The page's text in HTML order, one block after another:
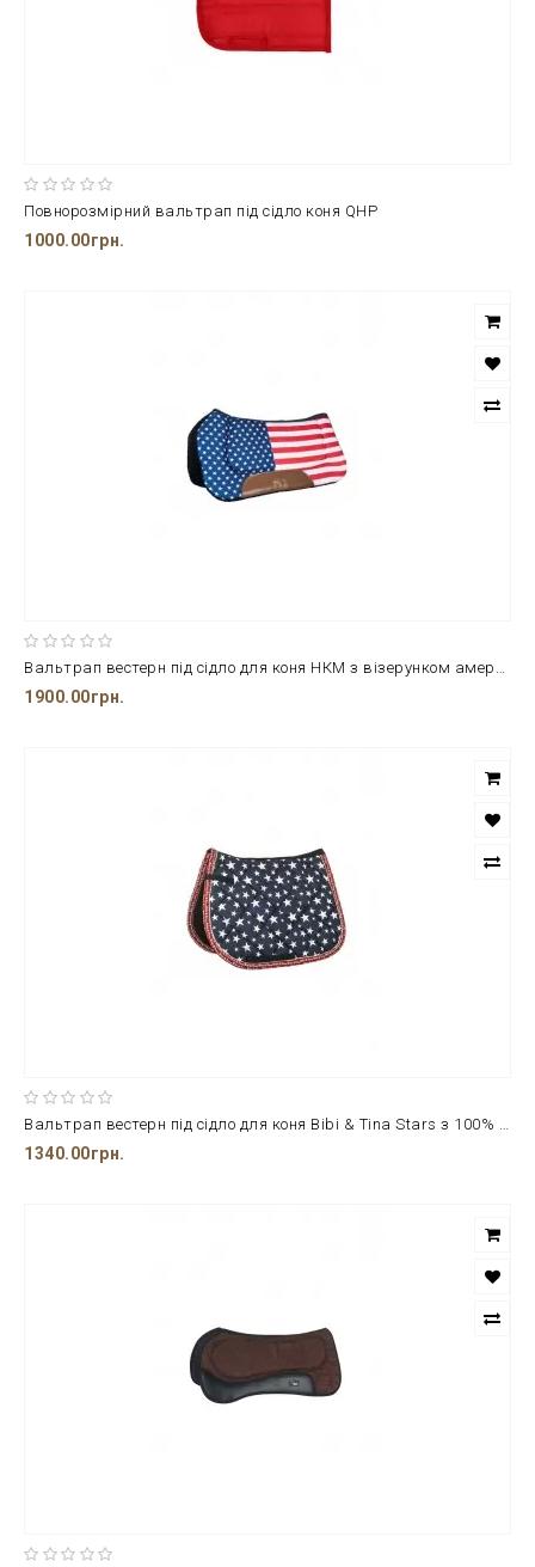
Повнорозмірний вальтрап під сідло коня QHP
1000.00грн.
1900.00грн.
1340.00грн.